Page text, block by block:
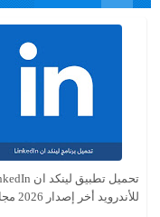
للأندرويد أخر إصدار 2026 مجانا